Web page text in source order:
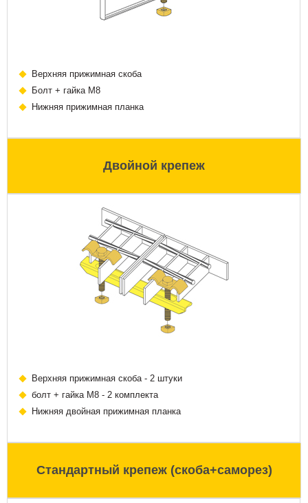
Верхняя прижимная скоба
Болт + гайка М8
Нижняя прижимная планка
Двойной крепеж
Верхняя прижимная скоба - 2 штуки
болт + гайка М8 - 2 комплекта
Нижняя двойная прижимная планка
Стандартный крепеж (скоба+саморез)